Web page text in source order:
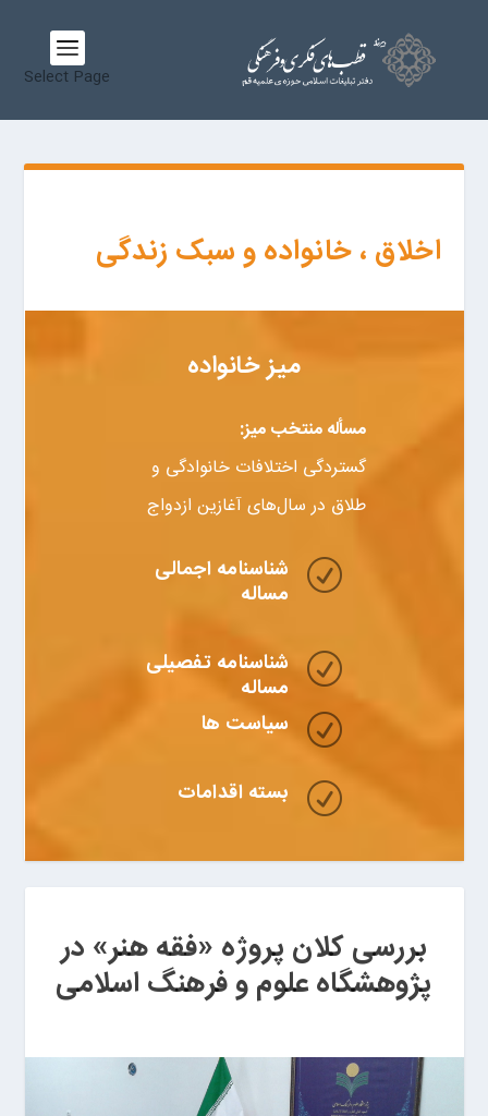
Select Page
اخلاق ، خانواده و سبک زندگی
میز خانواده
مسأله منتخب میز:
گستردگی اختلافات خانوادگی و
طلاق در سال‌های آغازین ازدواج
R شناسنامه اجمالی
مساله
R شناسنامه تفصیلی
مساله
R سیاست ها
R بسته اقدامات
بررسی کلان پروژه «فقه هنر» در
پژوهشگاه علوم و فرهنگ اسلامی